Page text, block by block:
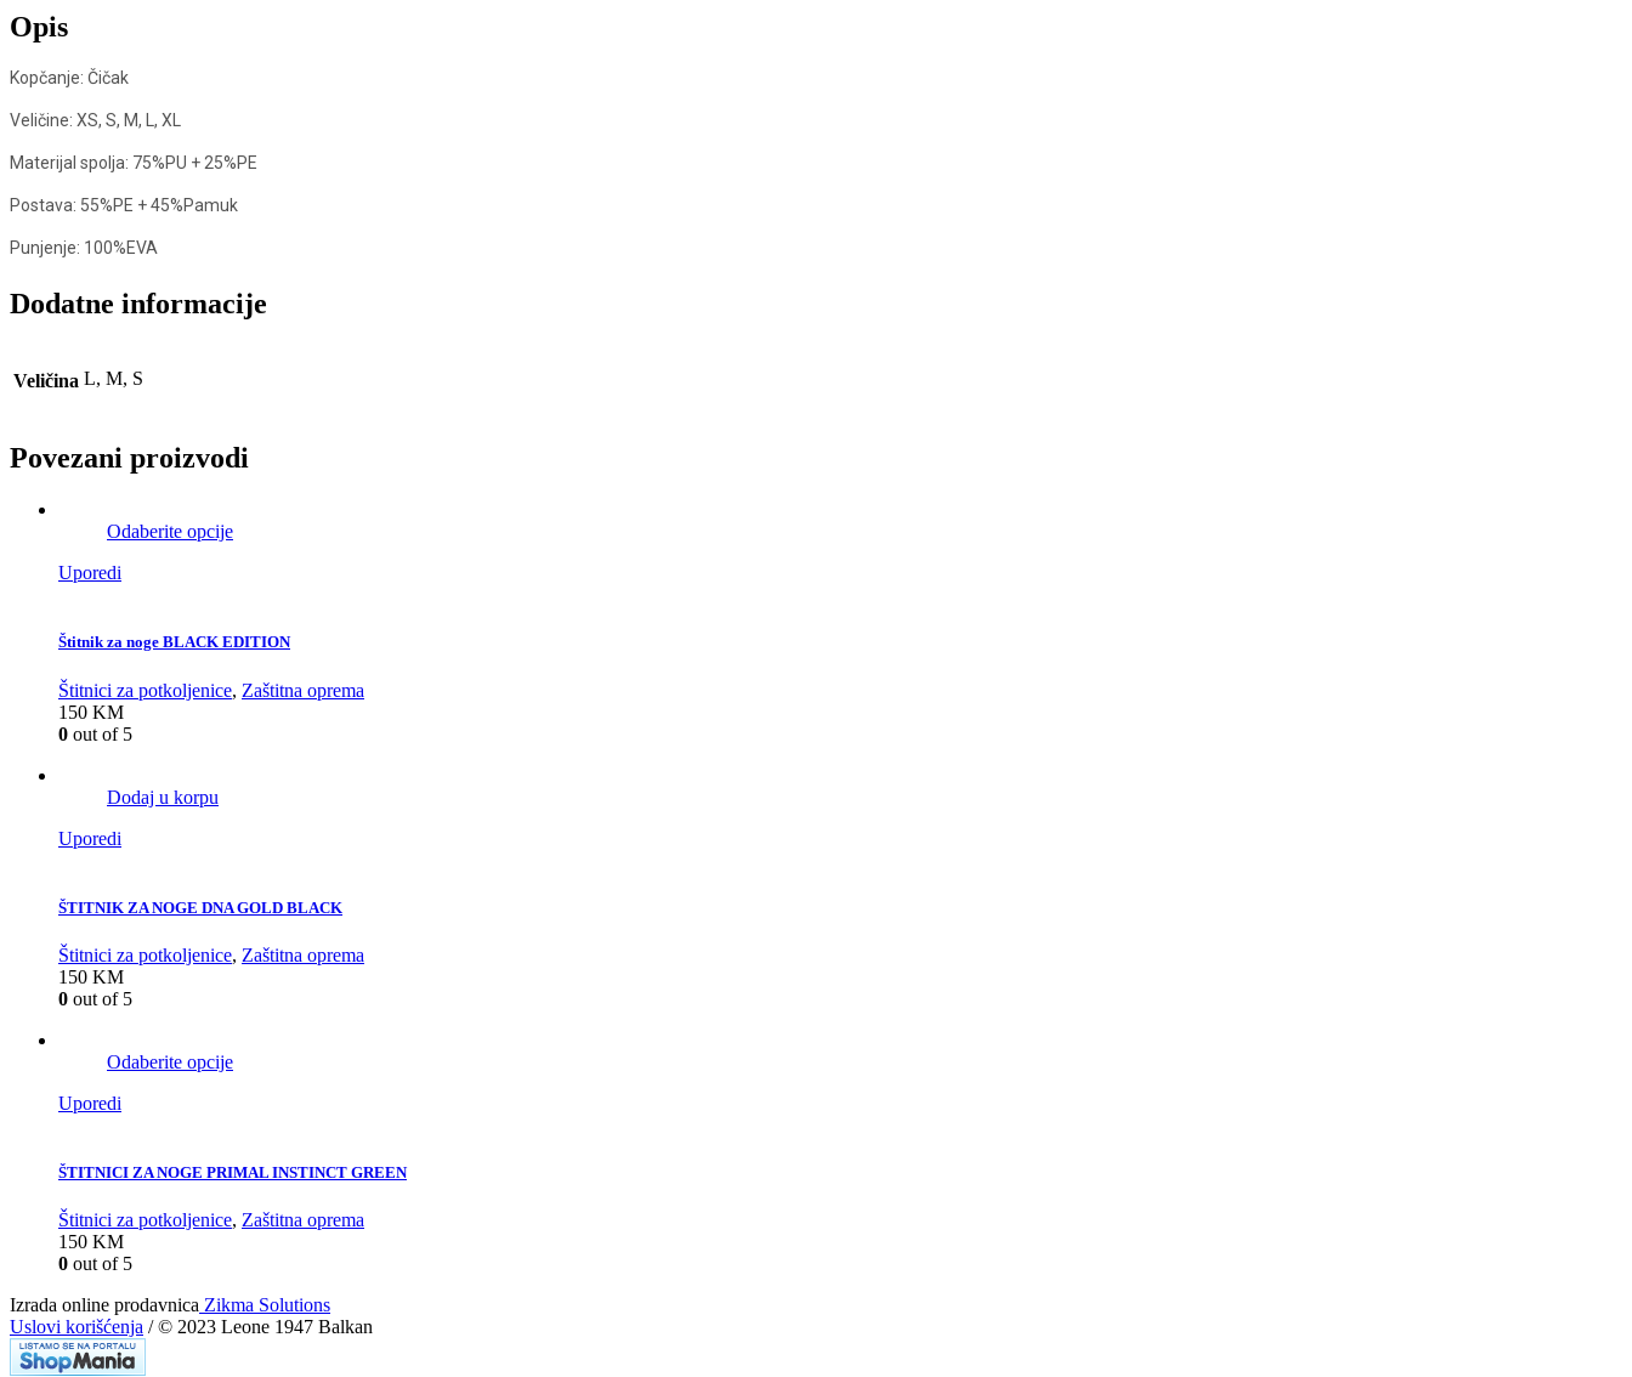
Opis
Kopčanje: Čičak
Veličine: XS, S, M, L, XL
Materijal spolja: 75%PU + 25%PE
Postava: 55%PE + 45%Pamuk
Punjenje: 100%EVA
Dodatne informacije
Veličina L, M, S
Povezani proizvodi
Odaberite opcije
Uporedi
Štitnik za noge BLACK EDITION
Štitnici za potkoljenice, Zaštitna oprema
150 KM
0 out of 5
Dodaj u korpu
Uporedi
ŠTITNIK ZA NOGE DNA GOLD BLACK
Štitnici za potkoljenice, Zaštitna oprema
150 KM
0 out of 5
Odaberite opcije
Uporedi
ŠTITNICI ZA NOGE PRIMAL INSTINCT GREEN
Štitnici za potkoljenice, Zaštitna oprema
150 KM
0 out of 5
Izrada online prodavnica Zikma Solutions
Uslovi korišćenja / © 2023 Leone 1947 Balkan